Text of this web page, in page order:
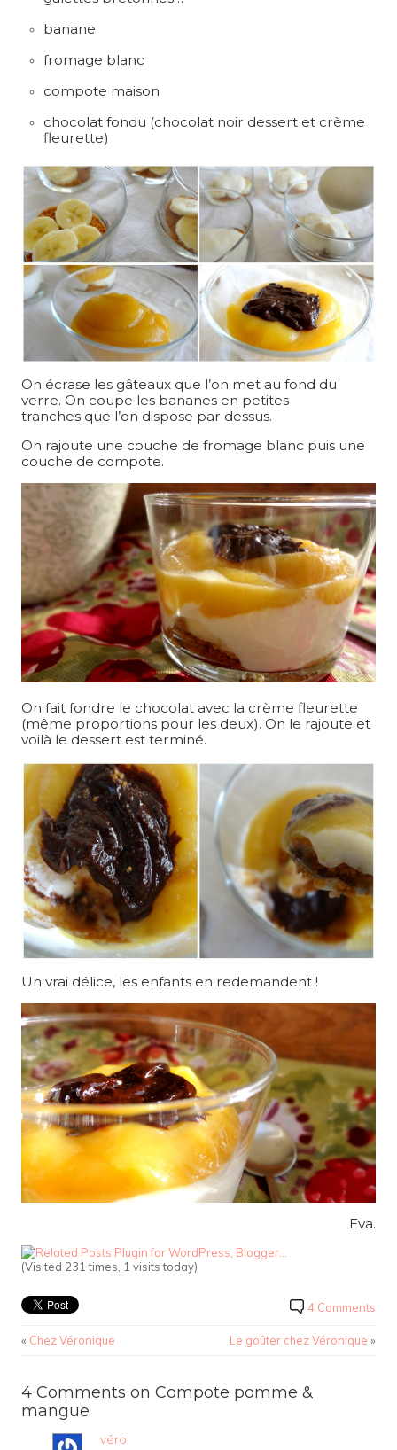
banane
fromage blanc
compote maison
chocolat fondu (chocolat noir dessert et crème
fleurette)
On écrase les gâteaux que l’on met au fond du
verre. On coupe les bananes en petites
tranches que l’on dispose par dessus.
On rajoute une couche de fromage blanc puis une
couche de compote.
On fait fondre le chocolat avec la crème fleurette
(même proportions pour les deux). On le rajoute et
voilà le dessert est terminé.
Un vrai délice, les enfants en redemandent !
Eva.
(Visited 231 times, 1 visits today)
4 Comments
« Chez Véronique Le goûter chez Véronique »
4 Comments on Compote pomme &
mangue
véro